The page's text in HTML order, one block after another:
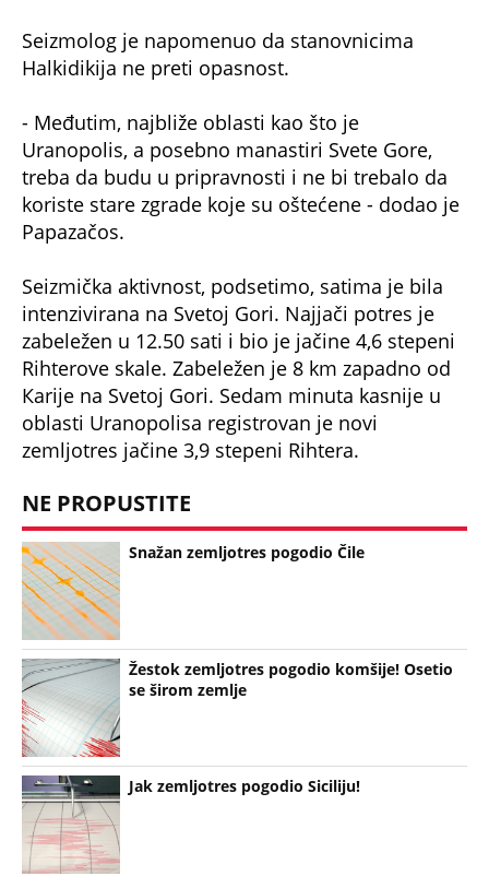
Seizmolog je napomenuo da stanovnicima
Halkidikija ne preti opasnost.
- Međutim, najbliže oblasti kao što je
Uranopolis, a posebno manastiri Svete Gore,
treba da budu u pripravnosti i ne bi trebalo da
koriste stare zgrade koje su oštećene - dodao je
Papazačos.
Seizmička aktivnost, podsetimo, satima je bila
intenzivirana na Svetoj Gori. Najjači potres je
zabeležen u 12.50 sati i bio je jačine 4,6 stepeni
Rihterove skale. Zabeležen je 8 km zapadno od
Кarije na Svetoj Gori. Sedam minuta kasnije u
oblasti Uranopolisa registrovan je novi
zemljotres jačine 3,9 stepeni Rihtera.
NE PROPUSTITE
Snažan zemljotres pogodio Čile
Žestok zemljotres pogodio komšije! Osetio
se širom zemlje
Jak zemljotres pogodio Siciliju!